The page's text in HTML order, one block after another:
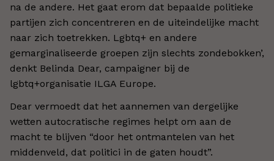
na de andere. Het gaat erom dat bepaalde politieke
partijen zich concentreren en de uiteindelijke macht
naar zich toetrekken. Lgbtq+ en andere
gemarginaliseerde groepen zijn slechts zondebokken’,
denkt Belinda Dear, campaigner bij de
lgbtq+organisatie ILGA Europe.
Dear vermoedt dat het aannemen van dergelijke
wetten autocratische regimes helpt om aan de
macht te blijven “door het ontmantelen van het
middenveld, dat politici in de gaten houdt”.